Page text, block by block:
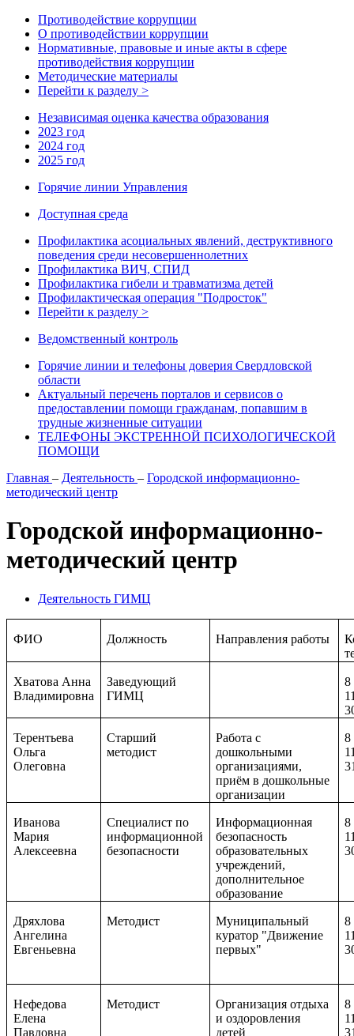
Противодействие коррупции
О противодействии коррупции
Нормативные, правовые и иные акты в сфере
противодействия коррупции
Методические материалы
Перейти к разделу >
Независимая оценка качества образования
2023 год
2024 год
2025 год
Горячие линии Управления
Доступная среда
Профилактика асоциальных явлений, деструктивного
поведения среди несовершеннолетних
Профилактика ВИЧ, СПИД
Профилактика гибели и травматизма детей
Профилактическая операция "Подросток"
Перейти к разделу >
Ведомственный контроль
Горячие линии и телефоны доверия Свердловской
области
Актуальный перечень порталов и сервисов о
предоставлении помощи гражданам, попавшим в
трудные жизненные ситуации
ТЕЛЕФОНЫ ЭКСТРЕННОЙ ПСИХОЛОГИЧЕСКОЙ
ПОМОЩИ
Главная – Деятельность – Городской информационно-
методический центр
Городской информационно-
методический центр
Деятельность ГИМЦ
ФИО Должность Направления работы
Хватова Анна
Владимировна
Заведующий
ГИМЦ
8
Терентьева
Ольга
Олеговна
Старший
методист
Работа с
дошкольными
организациями,
приём в дошкольные
организации
8
Иванова
Мария
Алексеевна
Специалист по
информационной
безопасности
Информационная
безопасность
образовательных
учреждений,
дополнительное
образование
8
Дряхлова
Ангелина
Евгеньевна
Методист
Муниципальный
куратор "Движение
первых"
8
Нефедова
Елена
Павловна
Методист
Организация отдыха
и оздоровления
детей
8